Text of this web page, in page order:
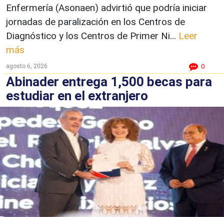
Enfermería (Asonaen) advirtió que podría iniciar
jornadas de paralización en los Centros de
Diagnóstico y los Centros de Primer Ni... Leer
más
agosto 6, 2026 0
Abinader entrega 1,500 becas para
estudiar en el extranjero